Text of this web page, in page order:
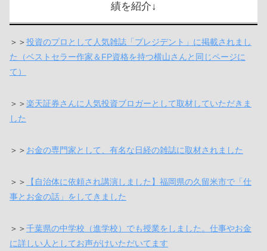
績を紹介↓
＞＞投資のプロとして人気雑誌「プレジデント」に掲載されまし
た（ベストセラー作家＆FP資格を持つ横山さんと同じページに
て）
＞＞楽天証券さんに人気投資ブロガーとして取材していただきま
した
＞＞ お金の専門家として、有名な日経の雑誌に取材されました
＞＞
【自治体に依頼され講演しました】福岡県の久留米市で「仕
事とお金の話」をしてきました
＞＞千葉県の中学校（進学校）でも授業をしました。仕事やお金
に詳しい人としてお声がけいただいてます